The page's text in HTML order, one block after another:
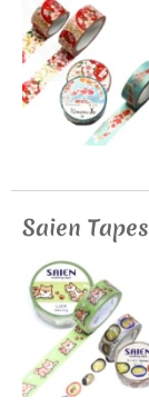
Saien Tapes